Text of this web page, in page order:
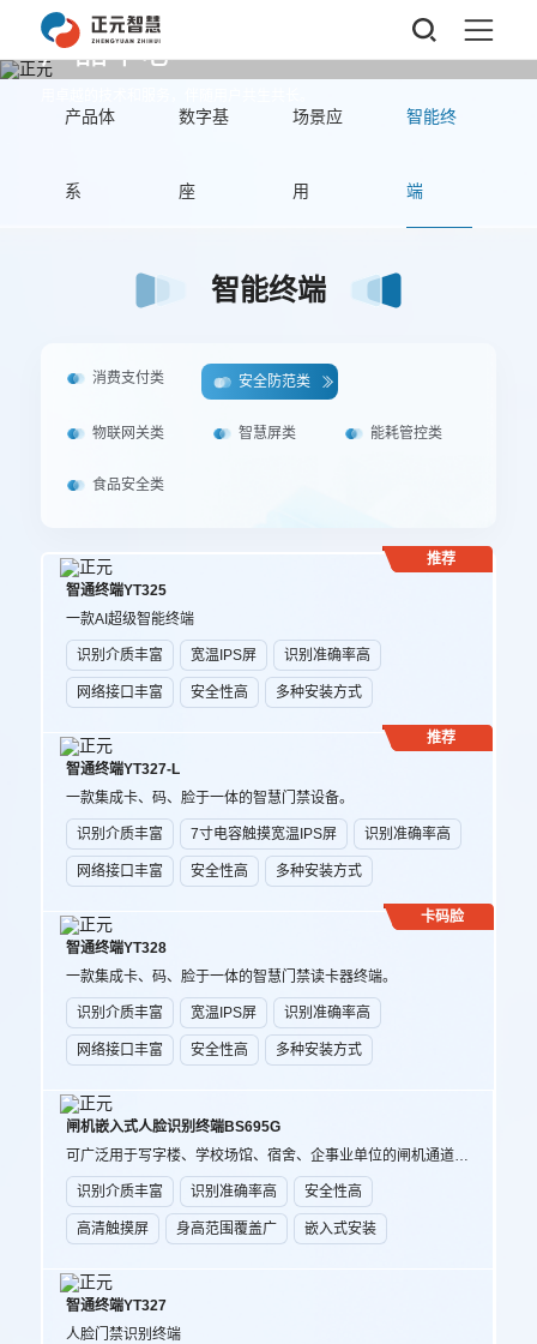
产品中心
产品体
系
数字基
座
场景应
用
智能终
端
智能终端
消费支付类 安全防范类
物联网关类 智慧屏类 能耗管控类
食品安全类
智通终端YT325
一款AI超级智能终端
识别介质丰富 宽温IPS屏 识别准确率高
网络接口丰富 安全性高 多种安装方式
推荐
智通终端YT327-L
一款集成卡、码、脸于一体的智慧门禁设备。
识别介质丰富 7寸电容触摸宽温IPS屏 识别准确率高
网络接口丰富 安全性高 多种安装方式
推荐
智通终端YT328
一款集成卡、码、脸于一体的智慧门禁读卡器终端。
识别介质丰富 宽温IPS屏 识别准确率高
网络接口丰富 安全性高 多种安装方式
卡码脸
闸机嵌入式人脸识别终端BS695G
识别介质丰富 识别准确率高 安全性高
高清触摸屏 身高范围覆盖广 嵌入式安装
智通终端YT327
人脸门禁识别终端